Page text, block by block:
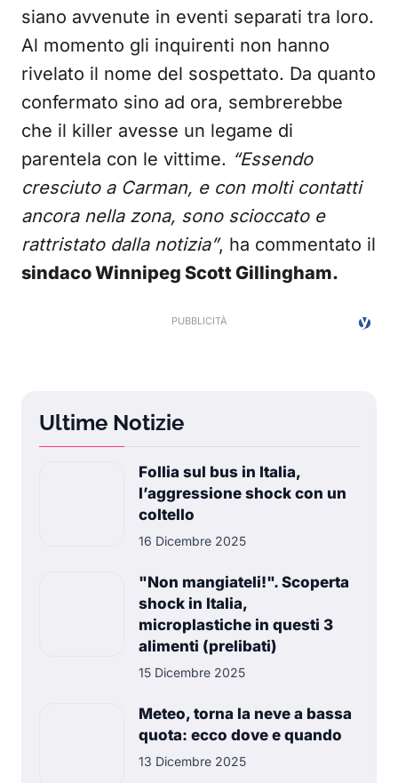
siano avvenute in eventi separati tra loro.
Al momento gli inquirenti non hanno
rivelato il nome del sospettato. Da quanto
confermato sino ad ora, sembrerebbe
che il killer avesse un legame di
parentela con le vittime. “Essendo
cresciuto a Carman, e con molti contatti
ancora nella zona, sono scioccato e
rattristato dalla notizia”, ha commentato il
sindaco Winnipeg Scott Gillingham.
Ultime Notizie
Follia sul bus in Italia,
l’aggressione shock con un
coltello
16 Dicembre 2025
"Non mangiateli!". Scoperta
shock in Italia,
microplastiche in questi 3
alimenti (prelibati)
15 Dicembre 2025
Meteo, torna la neve a bassa
quota: ecco dove e quando
13 Dicembre 2025